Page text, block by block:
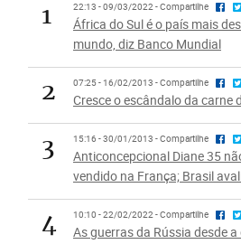
1
22:13 - 09/03/2022 - Compartilhe
África do Sul é o país mais
mundo, diz Banco Mundial
2 07:25 - 16/02/2013 - Compartilhe
Cresce o escândalo da carne
3 15:16 - 30/01/2013 - Compartilhe
Anticoncepcional Diane 35
vendido na França; Brasil
4 10:10 - 22/02/2022 - Compartilhe
As guerras da Rússia desde a